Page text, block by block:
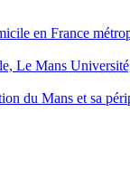
en France
Le Mans
du Mans et sa